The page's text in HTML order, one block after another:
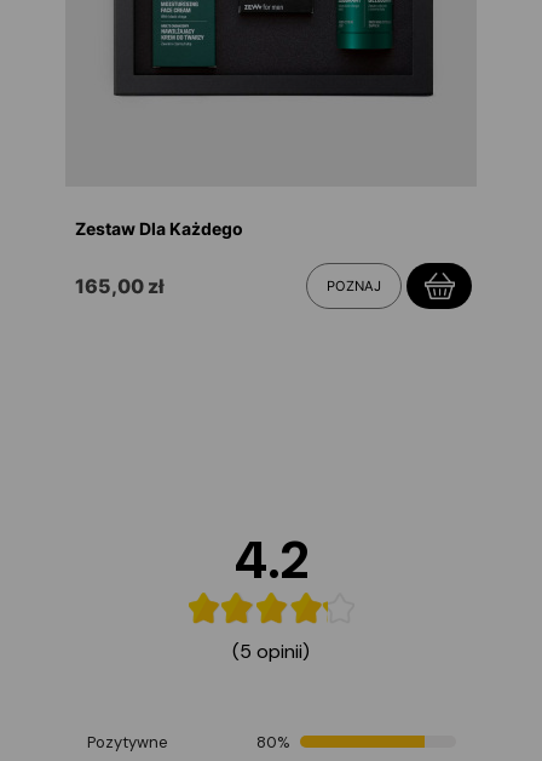
Zestaw Dla Każdego
165,00 zł POZNAJ
4.2
(5 opinii)
Pozytywne
80%